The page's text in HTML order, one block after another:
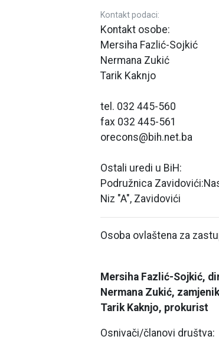
Kontakt podaci:
Kontakt osobe:
Mersiha Fazlić-Sojkić
Nermana Zukić
Tarik Kaknjo
tel. 032 445-560
fax 032 445-561
orecons@bih.net.ba
Ostali uredi u BiH:
Podružnica
Niz "A", Zavidovići
Osoba ovlaštena za
Mersiha Fazlić-Sojkić,
Nermana Zukić,
Tarik Kaknjo, prokurist
Osnivači/članovi društva: